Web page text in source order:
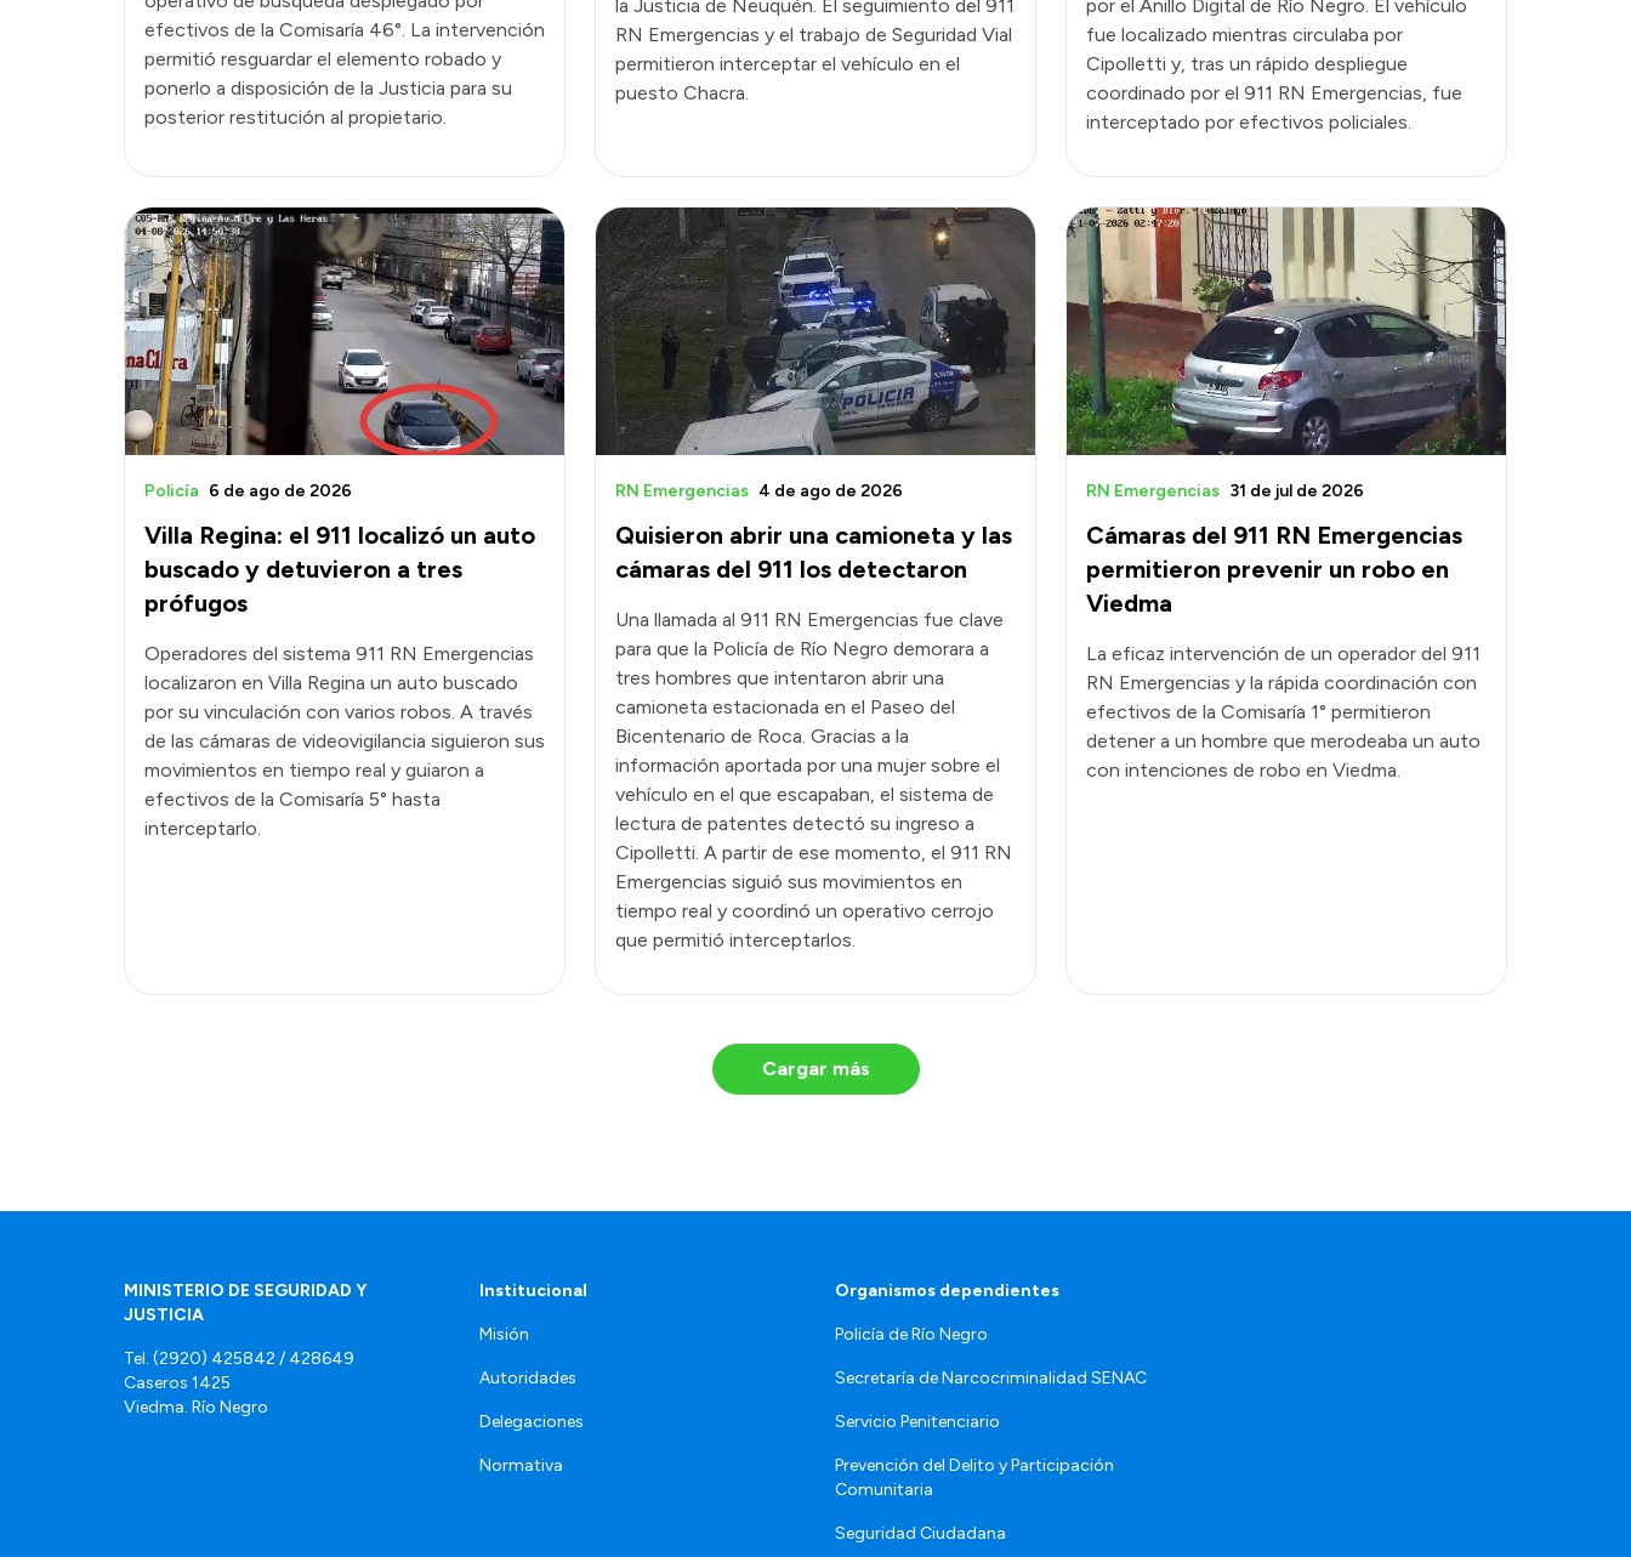
efectivos de la Comisaría 46°. La intervención
permitió resguardar el elemento robado y
ponerlo a disposición de la Justicia para su
posterior restitución al propietario.
la Justicia de Neuquén. El seguimiento del 911
RN Emergencias y el trabajo de Seguridad Vial
permitieron interceptar el vehículo en el
puesto Chacra.
por el Anillo Digital de Río Negro. El vehículo
fue localizado mientras circulaba por
Cipolletti y, tras un rápido despliegue
coordinado por el 911 RN Emergencias, fue
interceptado por efectivos policiales.
Villa Regina: el 911 localizó un auto
buscado y detuvieron a tres
prófugos
Policía 6 de ago de 2026
Operadores del sistema 911 RN Emergencias
localizaron en Villa Regina un auto buscado
por su vinculación con varios robos. A través
de las cámaras de videovigilancia siguieron sus
movimientos en tiempo real y guiaron a
efectivos de la Comisaría 5° hasta
interceptarlo.
Quisieron abrir una camioneta y las
cámaras del 911 los detectaron
RN Emergencias 4 de ago de 2026
Una llamada al 911 RN Emergencias fue clave
para que la Policía de Río Negro demorara a
tres hombres que intentaron abrir una
camioneta estacionada en el Paseo del
Bicentenario de Roca. Gracias a la
información aportada por una mujer sobre el
vehículo en el que escapaban, el sistema de
lectura de patentes detectó su ingreso a
Cipolletti. A partir de ese momento, el 911 RN
Emergencias siguió sus movimientos en
tiempo real y coordinó un operativo cerrojo
que permitió interceptarlos.
Cámaras del 911 RN Emergencias
permitieron prevenir un robo en
Viedma
RN Emergencias 31 de jul de 2026
La eficaz intervención de un operador del 911
RN Emergencias y la rápida coordinación con
efectivos de la Comisaría 1° permitieron
detener a un hombre que merodeaba un auto
con intenciones de robo en Viedma.
Cargar más
MINISTERIO DE SEGURIDAD Y
JUSTICIA
Tel. (2920) 425842 / 428649
Caseros 1425
Viedma. Río Negro
Institucional
Misión
Autoridades
Delegaciones
Normativa
Organismos dependientes
Policía de Río Negro
Secretaría de Narcocriminalidad SENAC
Servicio Penitenciario
Prevención del Delito y Participación
Comunitaria
Seguridad Ciudadana